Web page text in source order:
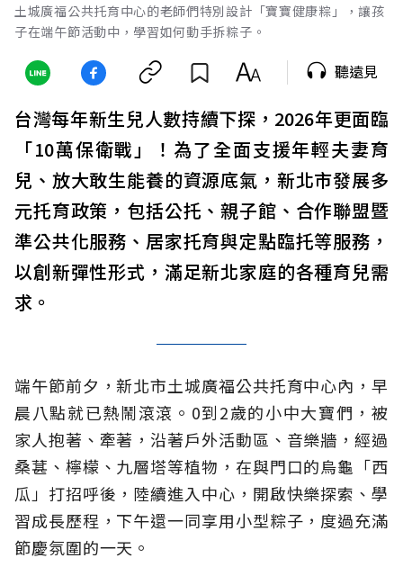
土城廣福公共托育中心的老師們特別設計「寶寶健康粽」，讓孩
子在端午節活動中，學習如何動手拆粽子。
聽遠見
台灣每年新生兒人數持續下探，2026年更面臨
「10萬保衛戰」！為了全面支援年輕夫妻育
兒、放大敢生能養的資源底氣，新北市發展多
元托育政策，包括公托、親子館、合作聯盟暨
準公共化服務、居家托育與定點臨托等服務，
以創新彈性形式，滿足新北家庭的各種育兒需
求。
端午節前夕，新北市土城廣福公共托育中心內，早
晨八點就已熱鬧滾滾。0到2歲的小中大寶們，被
家人抱著、牽著，沿著戶外活動區、音樂牆，經過
桑葚、檸檬、九層塔等植物，在與門口的烏龜「西
瓜」打招呼後，陸續進入中心，開啟快樂探索、學
習成長歷程，下午還一同享用小型粽子，度過充滿
節慶氛圍的一天。